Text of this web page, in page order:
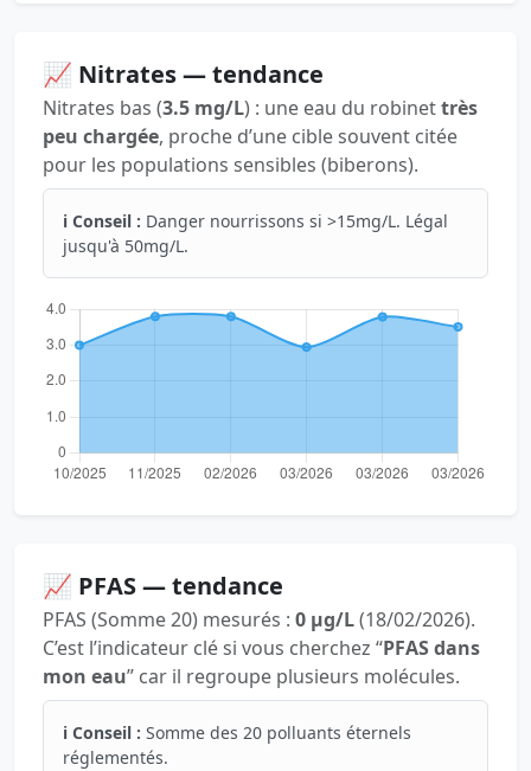
📈 Nitrates — tendance
Nitrates bas (3.5 mg/L) : une eau du robinettrès
peu chargée, proche d’une cible souvent citée
pour les populations sensibles (biberons).
ℹ️ Conseil : Danger nourrissons si >15mg/L. Légal
jusqu'à 50mg/L.
📈 PFAS — tendance
PFAS (Somme 20) mesurés : 0 µg/L(18/02/2026).
C’est l’indicateur clé si vous cherchez “PFAS dans
mon eau” car il regroupe plusieurs molécules.
ℹ️ Conseil : Somme des 20 polluants éternels
réglementés.